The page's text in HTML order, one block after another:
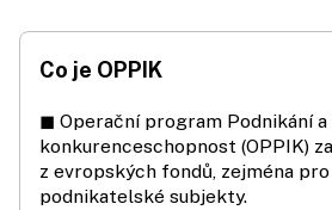
Co je OPPIK
◼ Operační program Podnikání a
konkurenceschopnost (OPPIK)
z evropských fondů, zejména
podnikatelské subjekty.